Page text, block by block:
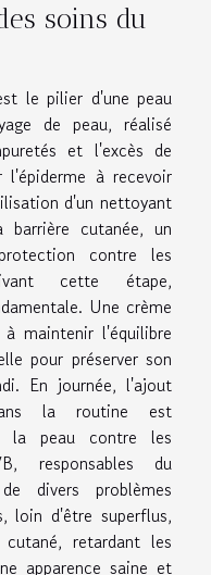
soins du
le pilier d'une peau
de peau, réalisé
et l'excès de
l'épiderme à recevoir
d'un nettoyant
cutanée, un
contre les
cette étape,
Une crème
maintenir l'équilibre
pour préserver son
En journée, l'ajout
la routine est
la peau contre les
responsables du
divers problèmes
loin d'être superflus,
retardant les
apparence saine et